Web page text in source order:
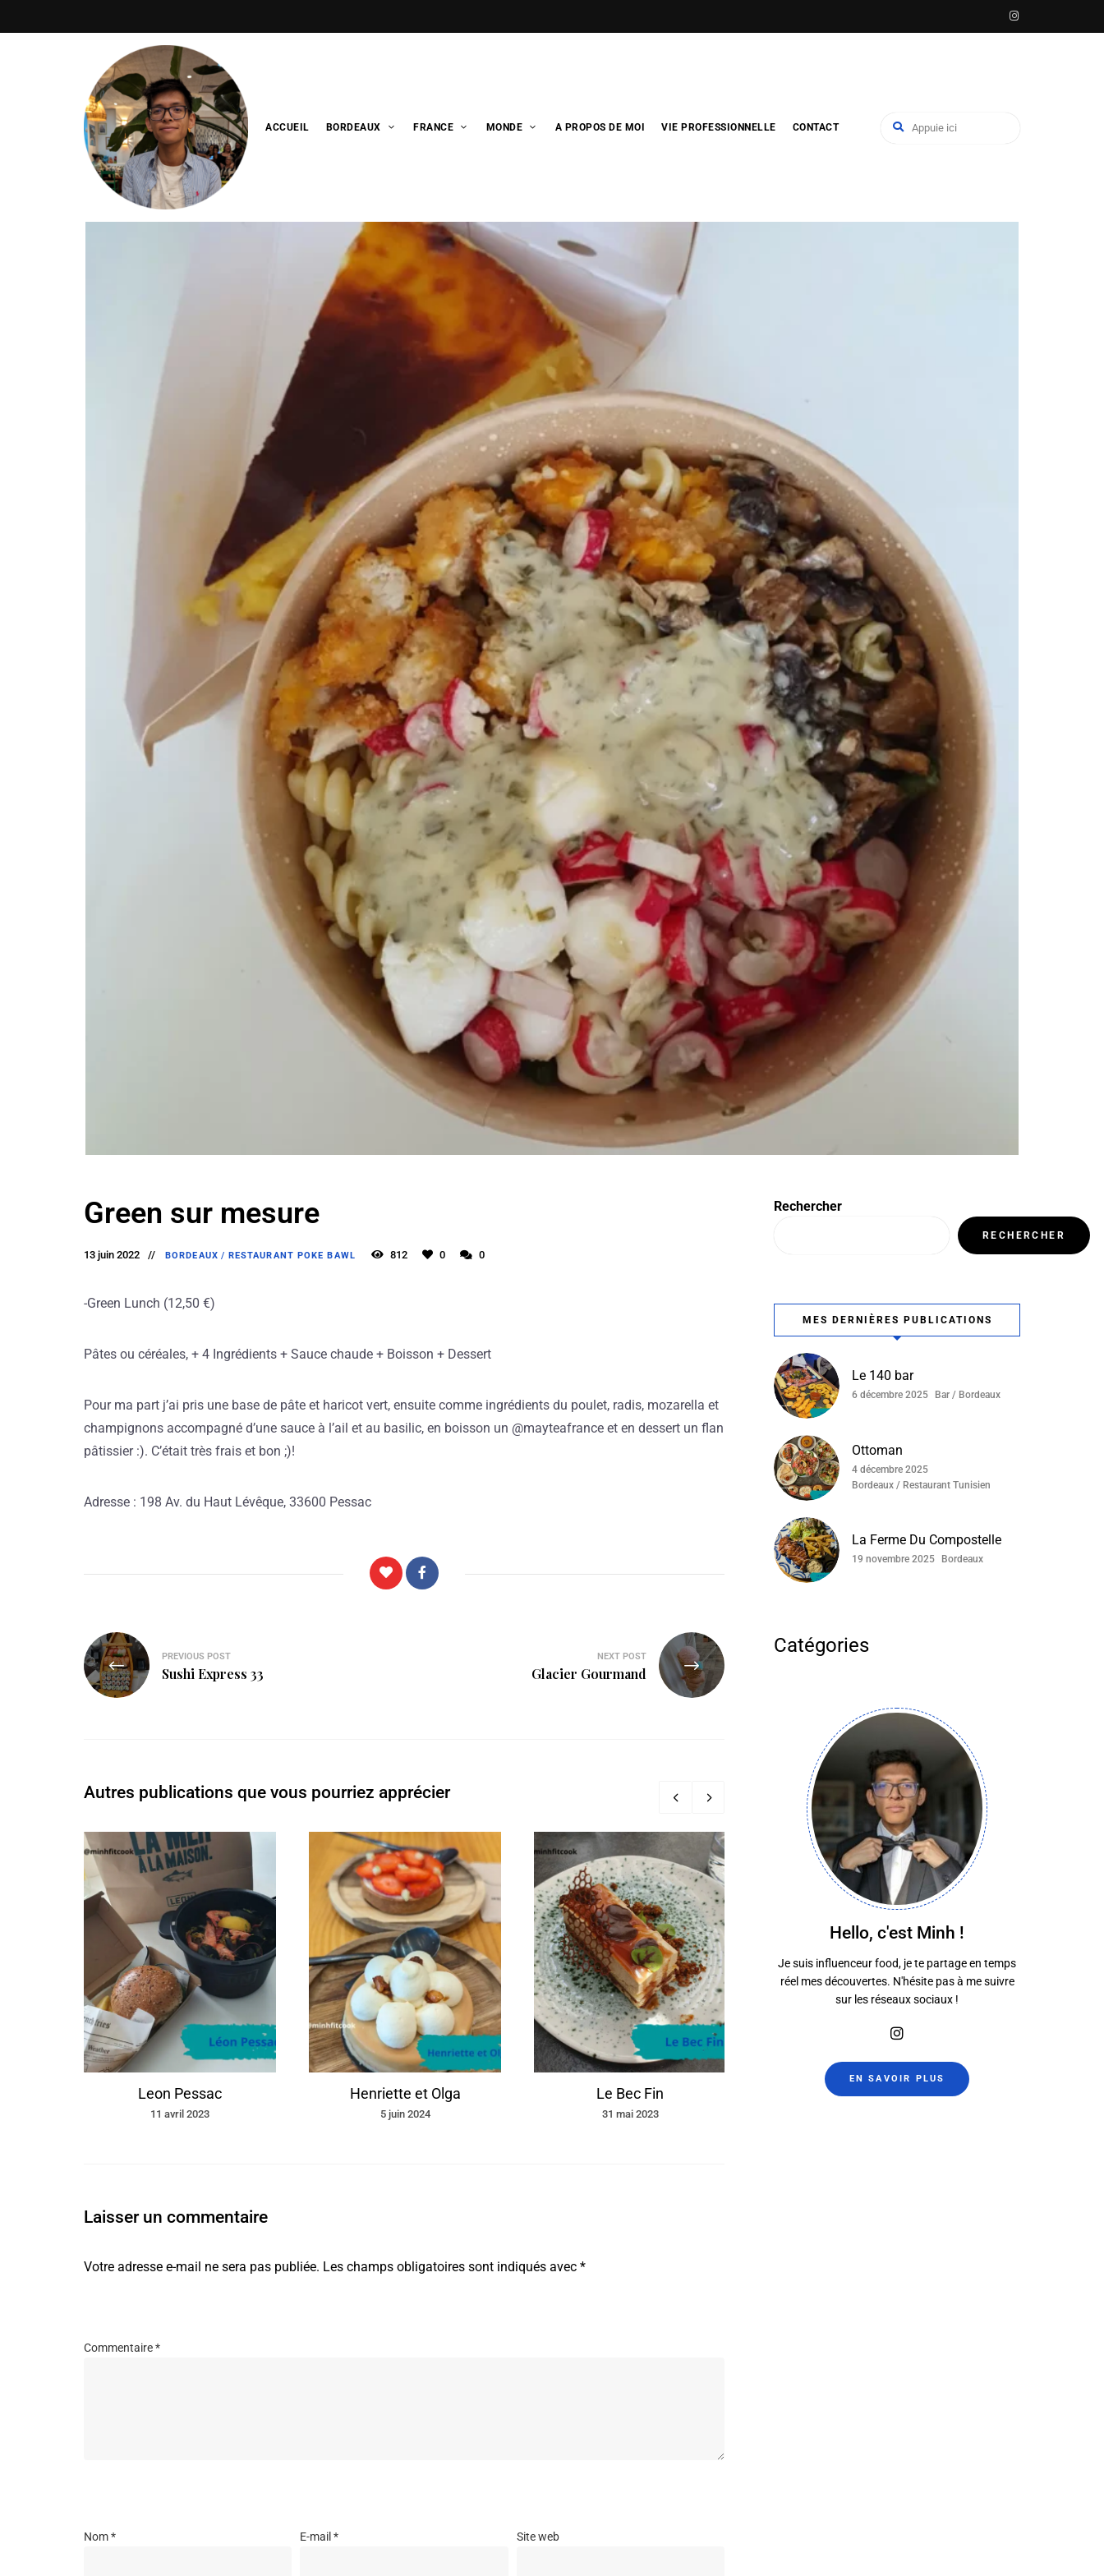
ACCUEIL BORDEAUX FRANCE MONDE A PROPOS DE MOI VIE PROFESSIONNELLE CONTACT
Green sur mesure
13 juin 2022 BORDEAUX / RESTAURANT POKE BAWL 812 0 0
-Green Lunch (12,50 €)
Pâtes ou céréales, + 4 Ingrédients + Sauce chaude + Boisson + Dessert
Pour ma part j’ai pris une base de pâte et haricot vert, ensuite comme ingrédients du poulet, radis, mozarella et
champignons accompagné d’une sauce à l’ail et au basilic, en boisson un @mayteafrance et en dessert un flan
pâtissier :). C’était très frais et bon ;)!
Adresse : 198 Av. du Haut Lévêque, 33600 Pessac
PREVIOUS POST
Sushi Express 33
NEXT POST
Glacier Gourmand
Autres publications que vous pourriez apprécier
Leon Pessac
11 avril 2023
Henriette et Olga
5 juin 2024
Le Bec Fin
31 mai 2023
Chez Oumie
Laisser un commentaire
Votre adresse e-mail ne sera pas publiée. Les champs obligatoires sont indiqués avec *
Commentaire*
Nom* E-mail* Site web
Rechercher
RECHERCHER
MES DERNIÈRES PUBLICATIONS
Le 140 bar
6 décembre 2025 Bar / Bordeaux
Ottoman
4 décembre 2025
Bordeaux / Restaurant Tunisien
La Ferme Du Compostelle
19 novembre 2025 Bordeaux
Catégories
Hello, c'est Minh !
Je suis influenceur food, je te partage en temps
réel mes découvertes. N'hésite pas à me suivre
sur les réseaux sociaux !
EN SAVOIR PLUS